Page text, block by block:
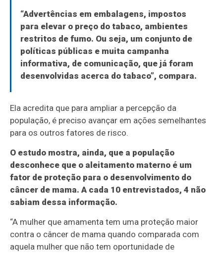
“Advertências em embalagens, impostos
para elevar o preço do tabaco, ambientes
restritos de fumo. Ou seja, um conjunto de
políticas públicas e muita campanha
informativa, de comunicação, que já foram
desenvolvidas acerca do tabaco”, compara.
Ela acredita que para ampliar a percepção da
população, é preciso avançar em ações semelhantes
para os outros fatores de risco.
O estudo mostra, ainda, que a população
desconhece que o aleitamento materno é um
fator de proteção para o desenvolvimento do
câncer de mama. A cada 10 entrevistados, 4 não
sabiam dessa informação.
“A mulher que amamenta tem uma proteção maior
contra o câncer de mama quando comparada com
aquela mulher que não tem oportunidade de